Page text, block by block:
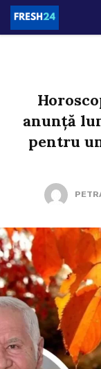
anunţă
pentru